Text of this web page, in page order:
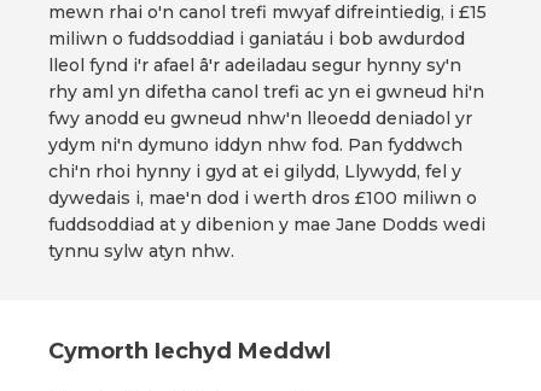
mewn rhai o'n canol trefi mwyaf difreintiedig, i £15
miliwn o fuddsoddiad i ganiatáu i bob awdurdod
lleol fynd i'r afael â'r adeiladau segur hynny sy'n
rhy aml yn difetha canol trefi ac yn ei gwneud hi'n
fwy anodd eu gwneud nhw'n lleoedd deniadol yr
ydym ni'n dymuno iddyn nhw fod. Pan fyddwch
chi'n rhoi hynny i gyd at ei gilydd, Llywydd, fel y
dywedais i, mae'n dod i werth dros £100 miliwn o
fuddsoddiad at y dibenion y mae Jane Dodds wedi
tynnu sylw atyn nhw.
Cymorth Iechyd Meddwl